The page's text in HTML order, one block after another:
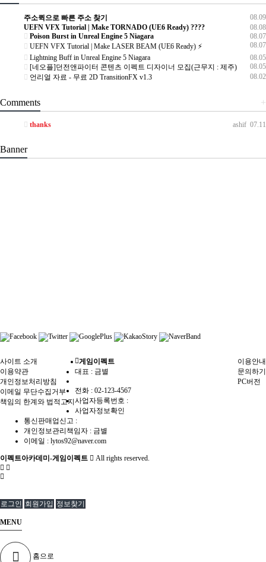
08.09
주소퀵으로 빠른 주소 찾기
08.08
UEFN VFX Tutorial | Make TORNADO (UE6 Ready) ????️
08.07
Poison Burst in Unreal Engine 5 Niagara
08.07
UEFN VFX Tutorial | Make LASER BEAM (UE6 Ready) ⚡
08.05
Lightning Buff in Unreal Engine 5 Niagara
08.05
[네오플]던전앤파이터 콘텐츠 이펙트 디자이너 모집(근무지 : 제주)
08.02
언리얼 자료 - 무료 2D TransitionFX v1.3
+
Comments
ashif 07.11
thanks
Banner
사이트 소개
이용약관
개인정보처리방침
이메일 무단수집거부
책임의 한계와 법적고지
이용안내
문의하기
PC버전
게임이펙트
대표 : 금별
전화 : 02-123-4567
사업자등록번호 :
사업자정보확인
통신판매업신고 :
개인정보관리책임자 : 금별
이메일 : lytos92@naver.com
이펙트아카데미-게임이펙트 All rights reserved.
로그인 회원가입 정보찾기
MENU
홈으로